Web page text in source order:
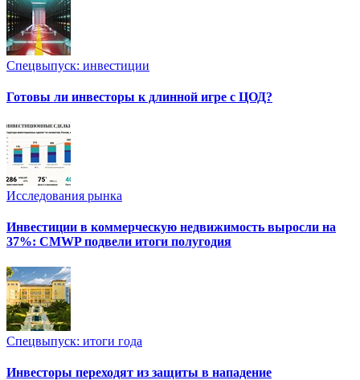
Спецвыпуск: инвестиции
Готовы ли инвесторы к длинной игре с ЦОД?
Исследования рынка
Инвестиции в коммерческую недвижимость выросли на
37%: CMWP подвели итоги полугодия
Спецвыпуск: итоги года
Инвесторы переходят из защиты в нападение